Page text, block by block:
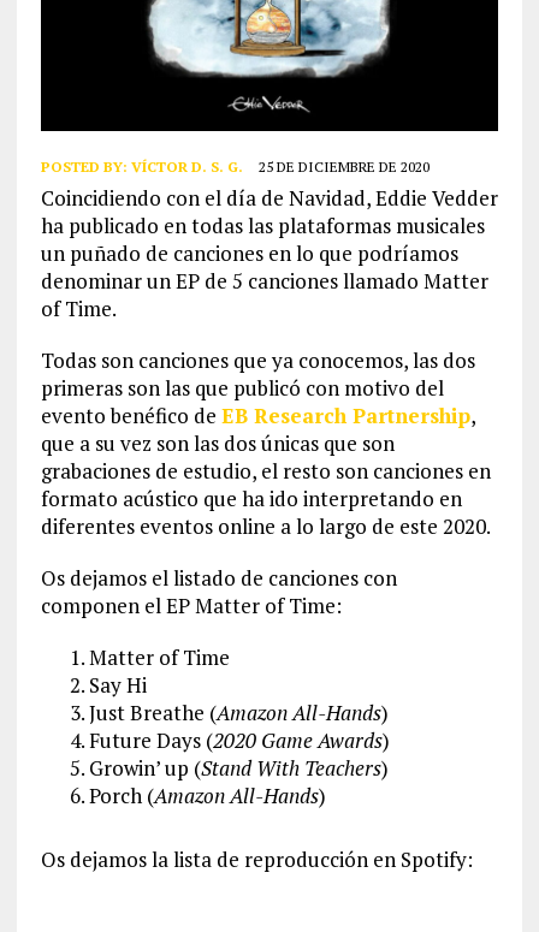
POSTED BY: VÍCTOR D. S. G. 25 DE DICIEMBRE DE 2020
Coincidiendo con el día de Navidad, Eddie Vedder
ha publicado en todas las plataformas musicales
un puñado de canciones en lo que podríamos
denominar un EP de 5 canciones llamado Matter
of Time.
Todas son canciones que ya conocemos, las dos
primeras son las que publicó con motivo del
evento benéfico de EB Research Partnership,
que a su vez son las dos únicas que son
grabaciones de estudio, el resto son canciones en
formato acústico que ha ido interpretando en
diferentes eventos online a lo largo de este 2020.
Os dejamos el listado de canciones con
componen el EP Matter of Time:
Matter of Time
Say Hi
Just Breathe (Amazon All-Hands)
Future Days (2020 Game Awards)
Growin’ up (Stand With Teachers)
Porch (Amazon All-Hands)
Os dejamos la lista de reproducción en Spotify: